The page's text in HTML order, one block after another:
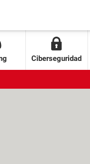
Ciberseguridad